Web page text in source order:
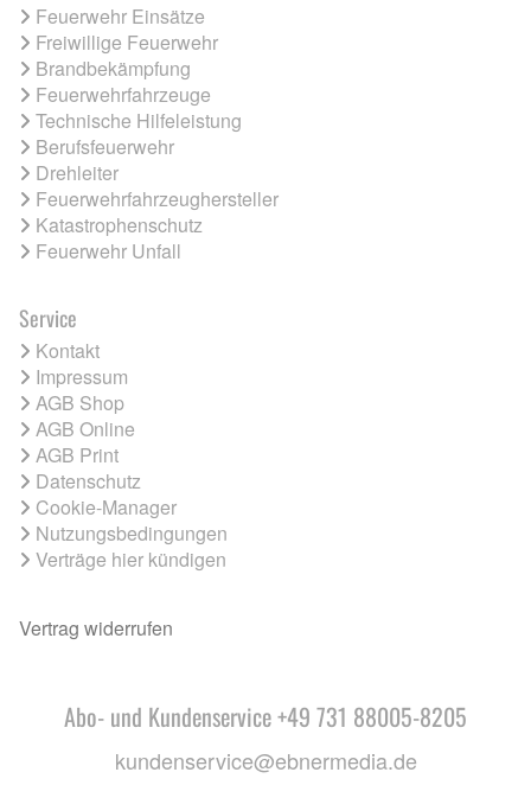
Feuerwehr Einsätze
Freiwillige Feuerwehr
Brandbekämpfung
Feuerwehrfahrzeuge
Technische Hilfeleistung
Berufsfeuerwehr
Drehleiter
Feuerwehrfahrzeughersteller
Katastrophenschutz
Feuerwehr Unfall
Service
Kontakt
Impressum
AGB Shop
AGB Online
AGB Print
Datenschutz
Cookie-Manager
Nutzungsbedingungen
Verträge hier kündigen
Vertrag widerrufen
Abo- und Kundenservice +49 731 88005-8205
kundenservice@ebnermedia.de